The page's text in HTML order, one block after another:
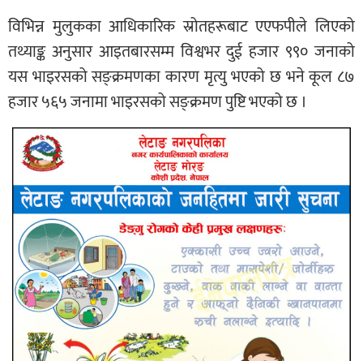
विभिन्न मुलुकका आधिकारिक स्रोतहरूबाट एएफपीले लिएको
तथ्याङ्क अनुसार आइतबारसम्म विश्वभर दुई हजार ९९० जनाको
यस भाइरसको सङ्क्रमणका कारण मृत्यु भएको छ भने कूल ८७
हजार ५६५ जनामा भाइरसको सङ्क्रमण पुष्टि भएको छ ।